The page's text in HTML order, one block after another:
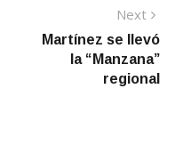
Next
post:
Martínez se llevó
la “Manzana”
regional